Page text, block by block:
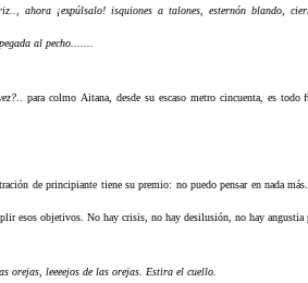
ahora ¡expúlsalo! isquiones a talones, esternón blando,
al pecho.......
.. para colmo Aitana, desde su escaso metro cincuenta, es
de principiante tiene su premio: no puedo pensar en nada
esos objetivos. No hay crisis, no hay desilusión, no hay angustia
orejas, leeeejos de las orejas. Estira el cuello.